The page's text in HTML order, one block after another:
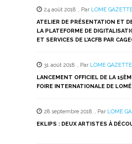
24 août 2018 Par LOME
ATELIER DE PRÉSENTATION ET
LA PLATEFORME DE
ET SERVICES DE L’ACFB PAR
31 août 2018 Par LOME GAZETTE
LANCEMENT OFFICIEL DE LA
FOIRE INTERNATIONALE DE LOMÉ
28 septembre 2018 Par LOME
EKLIPS : DEUX ARTISTES À